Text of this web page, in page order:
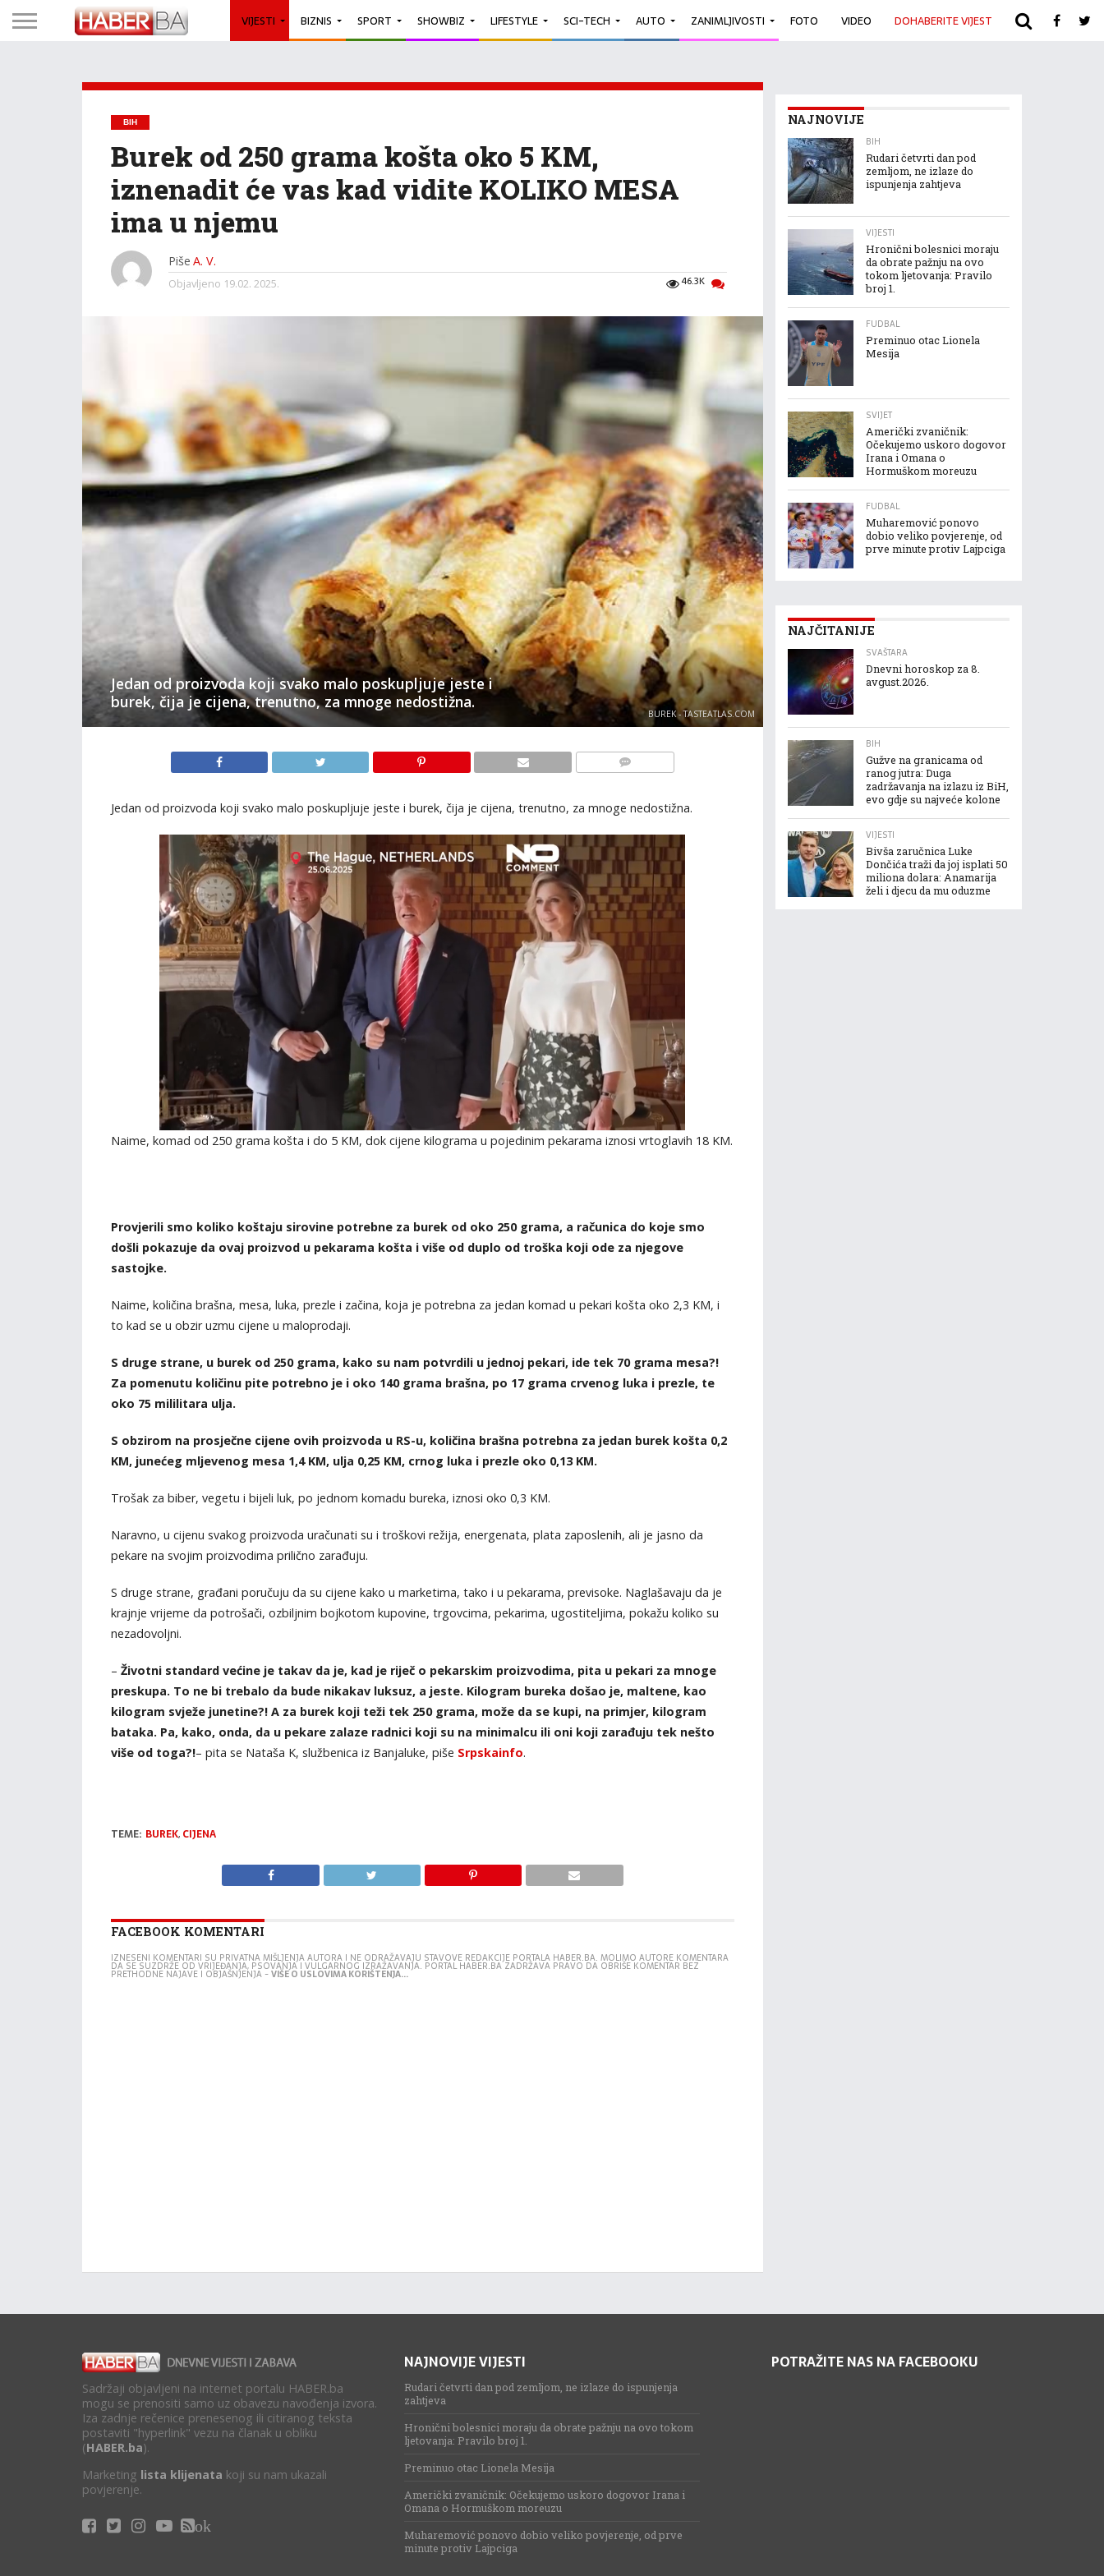
VIJESTI BIZNIS SPORT SHOWBIZ LIFESTYLE SCI-TECH AUTO ZANIMLJIVOSTI FOTO VIDEO DOHABERITE VIJEST ARHIVA
BIH
Burek od 250 grama košta oko 5 KM,
iznenadit će vas kad vidite KOLIKO MESA
ima u njemu
Piše A. V.
46.3K
Objavljeno 19.02. 2025.
Jedan od proizvoda koji svako malo poskupljuje jeste i
burek, čija je cijena, trenutno, za mnoge nedostižna.
BUREK - TASTEATLAS.COM
Jedan od proizvoda koji svako malo poskupljuje jeste i burek, čija je cijena, trenutno, za mnoge nedostižna.
Naime, komad od 250 grama košta i do 5 KM, dok cijene kilograma u pojedinim pekarama iznosi vrtoglavih 18 KM.
Provjerili smo koliko koštaju sirovine potrebne za burek od oko 250 grama, a računica do koje smo
došli pokazuje da ovaj proizvod u pekarama košta i više od duplo od troška koji ode za njegove
sastojke.
Naime, količina brašna, mesa, luka, prezle i začina, koja je potrebna za jedan komad u pekari košta oko 2,3 KM, i
to kad se u obzir uzmu cijene u maloprodaji.
S druge strane, u burek od 250 grama, kako su nam potvrdili u jednoj pekari, ide tek 70 grama mesa?!
Za pomenutu količinu pite potrebno je i oko 140 grama brašna, po 17 grama crvenog luka i prezle, te
oko 75 mililitara ulja.
S obzirom na prosječne cijene ovih proizvoda u RS-u, količina brašna potrebna za jedan burek košta 0,2
KM, junećeg mljevenog mesa 1,4 KM, ulja 0,25 KM, crnog luka i prezle oko 0,13 KM.
Trošak za biber, vegetu i bijeli luk, po jednom komadu bureka, iznosi oko 0,3 KM.
Naravno, u cijenu svakog proizvoda uračunati su i troškovi režija, energenata, plata zaposlenih, ali je jasno da
pekare na svojim proizvodima prilično zarađuju.
S druge strane, građani poručuju da su cijene kako u marketima, tako i u pekarama, previsoke. Naglašavaju da je
krajnje vrijeme da potrošači, ozbiljnim bojkotom kupovine, trgovcima, pekarima, ugostiteljima, pokažu koliko su
nezadovoljni.
– Životni standard većine je takav da je, kad je riječ o pekarskim proizvodima, pita u pekari za mnoge
preskupa. To ne bi trebalo da bude nikakav luksuz, a jeste. Kilogram bureka došao je, maltene, kao
kilogram svježe junetine?! A za burek koji teži tek 250 grama, može da se kupi, na primjer, kilogram
bataka. Pa, kako, onda, da u pekare zalaze radnici koji su na minimalcu ili oni koji zarađuju tek nešto
više od toga?!– pita se Nataša K, službenica iz Banjaluke, piše Srpskainfo.
TEME: BUREK, CIJENA
FACEBOOK KOMENTARI
IZNESENI KOMENTARI SU PRIVATNA MIŠLJENJA AUTORA I NE ODRAŽAVAJU STAVOVE REDAKCIJE PORTALA HABER.BA. MOLIMO AUTORE KOMENTARA
DA SE SUZDRŽE OD VRIJEĐANJA, PSOVANJA I VULGARNOG IZRAŽAVANJA. PORTAL HABER.BA ZADRŽAVA PRAVO DA OBRIŠE KOMENTAR BEZ
PRETHODNE NAJAVE I OBJAŠNJENJA -VIŠE O USLOVIMA KORIŠTENJA...
NAJNOVIJE
BIH
Rudari četvrti dan pod
zemljom, ne izlaze do
ispunjenja zahtjeva
VIJESTI
Hronični bolesnici moraju
da obrate pažnju na ovo
tokom ljetovanja: Pravilo
broj 1.
FUDBAL
Preminuo otac Lionela
Mesija
SVIJET
Američki zvaničnik:
Očekujemo uskoro dogovor
Irana i Omana o
Hormuškom moreuzu
FUDBAL
Muharemović ponovo
dobio veliko povjerenje, od
prve minute protiv Lajpciga
NAJČITANIJE
SVAŠTARA
Dnevni horoskop za 8.
avgust.2026.
BIH
Gužve na granicama od
ranog jutra: Duga
zadržavanja na izlazu iz BiH,
evo gdje su najveće kolone
VIJESTI
Bivša zaručnica Luke
Dončića traži da joj isplati 50
miliona dolara: Anamarija
želi i djecu da mu oduzme
Sadržaji objavljeni na internet portalu HABER.ba
mogu se prenositi samo uz obavezu navođenja izvora.
Iza zadnje rečenice prenesenog ili citiranog teksta
postaviti "hyperlink" vezu na članak u obliku
(HABER.ba).
Marketing lista klijenata koji su nam ukazali
povjerenje.
ok
NAJNOVIJE VIJESTI
Rudari četvrti dan pod zemljom, ne izlaze do ispunjenja
zahtjeva
Hronični bolesnici moraju da obrate pažnju na ovo tokom
ljetovanja: Pravilo broj 1.
Preminuo otac Lionela Mesija
Američki zvaničnik: Očekujemo uskoro dogovor Irana i
Omana o Hormuškom moreuzu
Muharemović ponovo dobio veliko povjerenje, od prve
minute protiv Lajpciga
POTRAŽITE NAS NA FACEBOOKU